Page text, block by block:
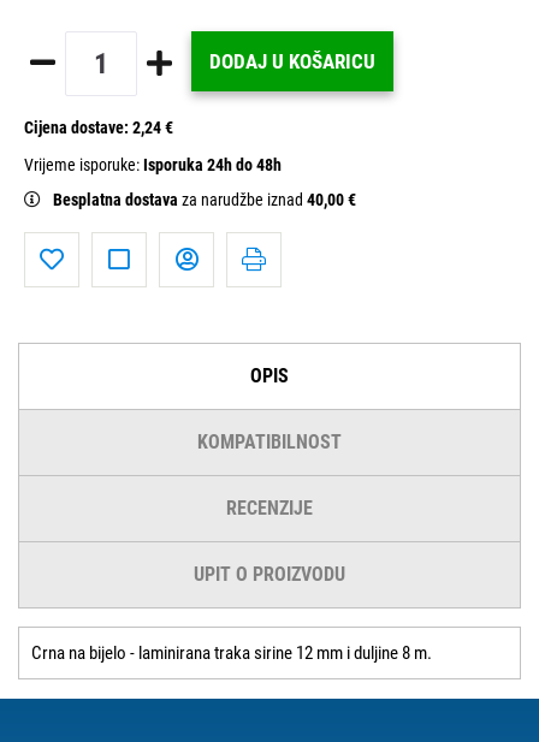
DODAJ U KOŠARICU
Cijena dostave: 2,24 €
Vrijeme isporuke:Isporuka 24h do 48h
Besplatna dostava za narudžbe iznad 40,00 €
OPIS
KOMPATIBILNOST
RECENZIJE
UPIT O PROIZVODU
Crna na bijelo - laminirana traka sirine 12 mm i duljine 8 m.